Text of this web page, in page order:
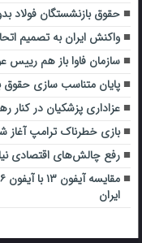
حقوق بازنشستگان فولاد
واکنش ایران به تصمیم
سازمان فاوا باز هم رییس
پایان متناسب سازی حقوق
عزاداری پزشکیان در کنار
بازی خطرناک ترامپ آغاز
رفع چالش‌های اقتصادی
ایران